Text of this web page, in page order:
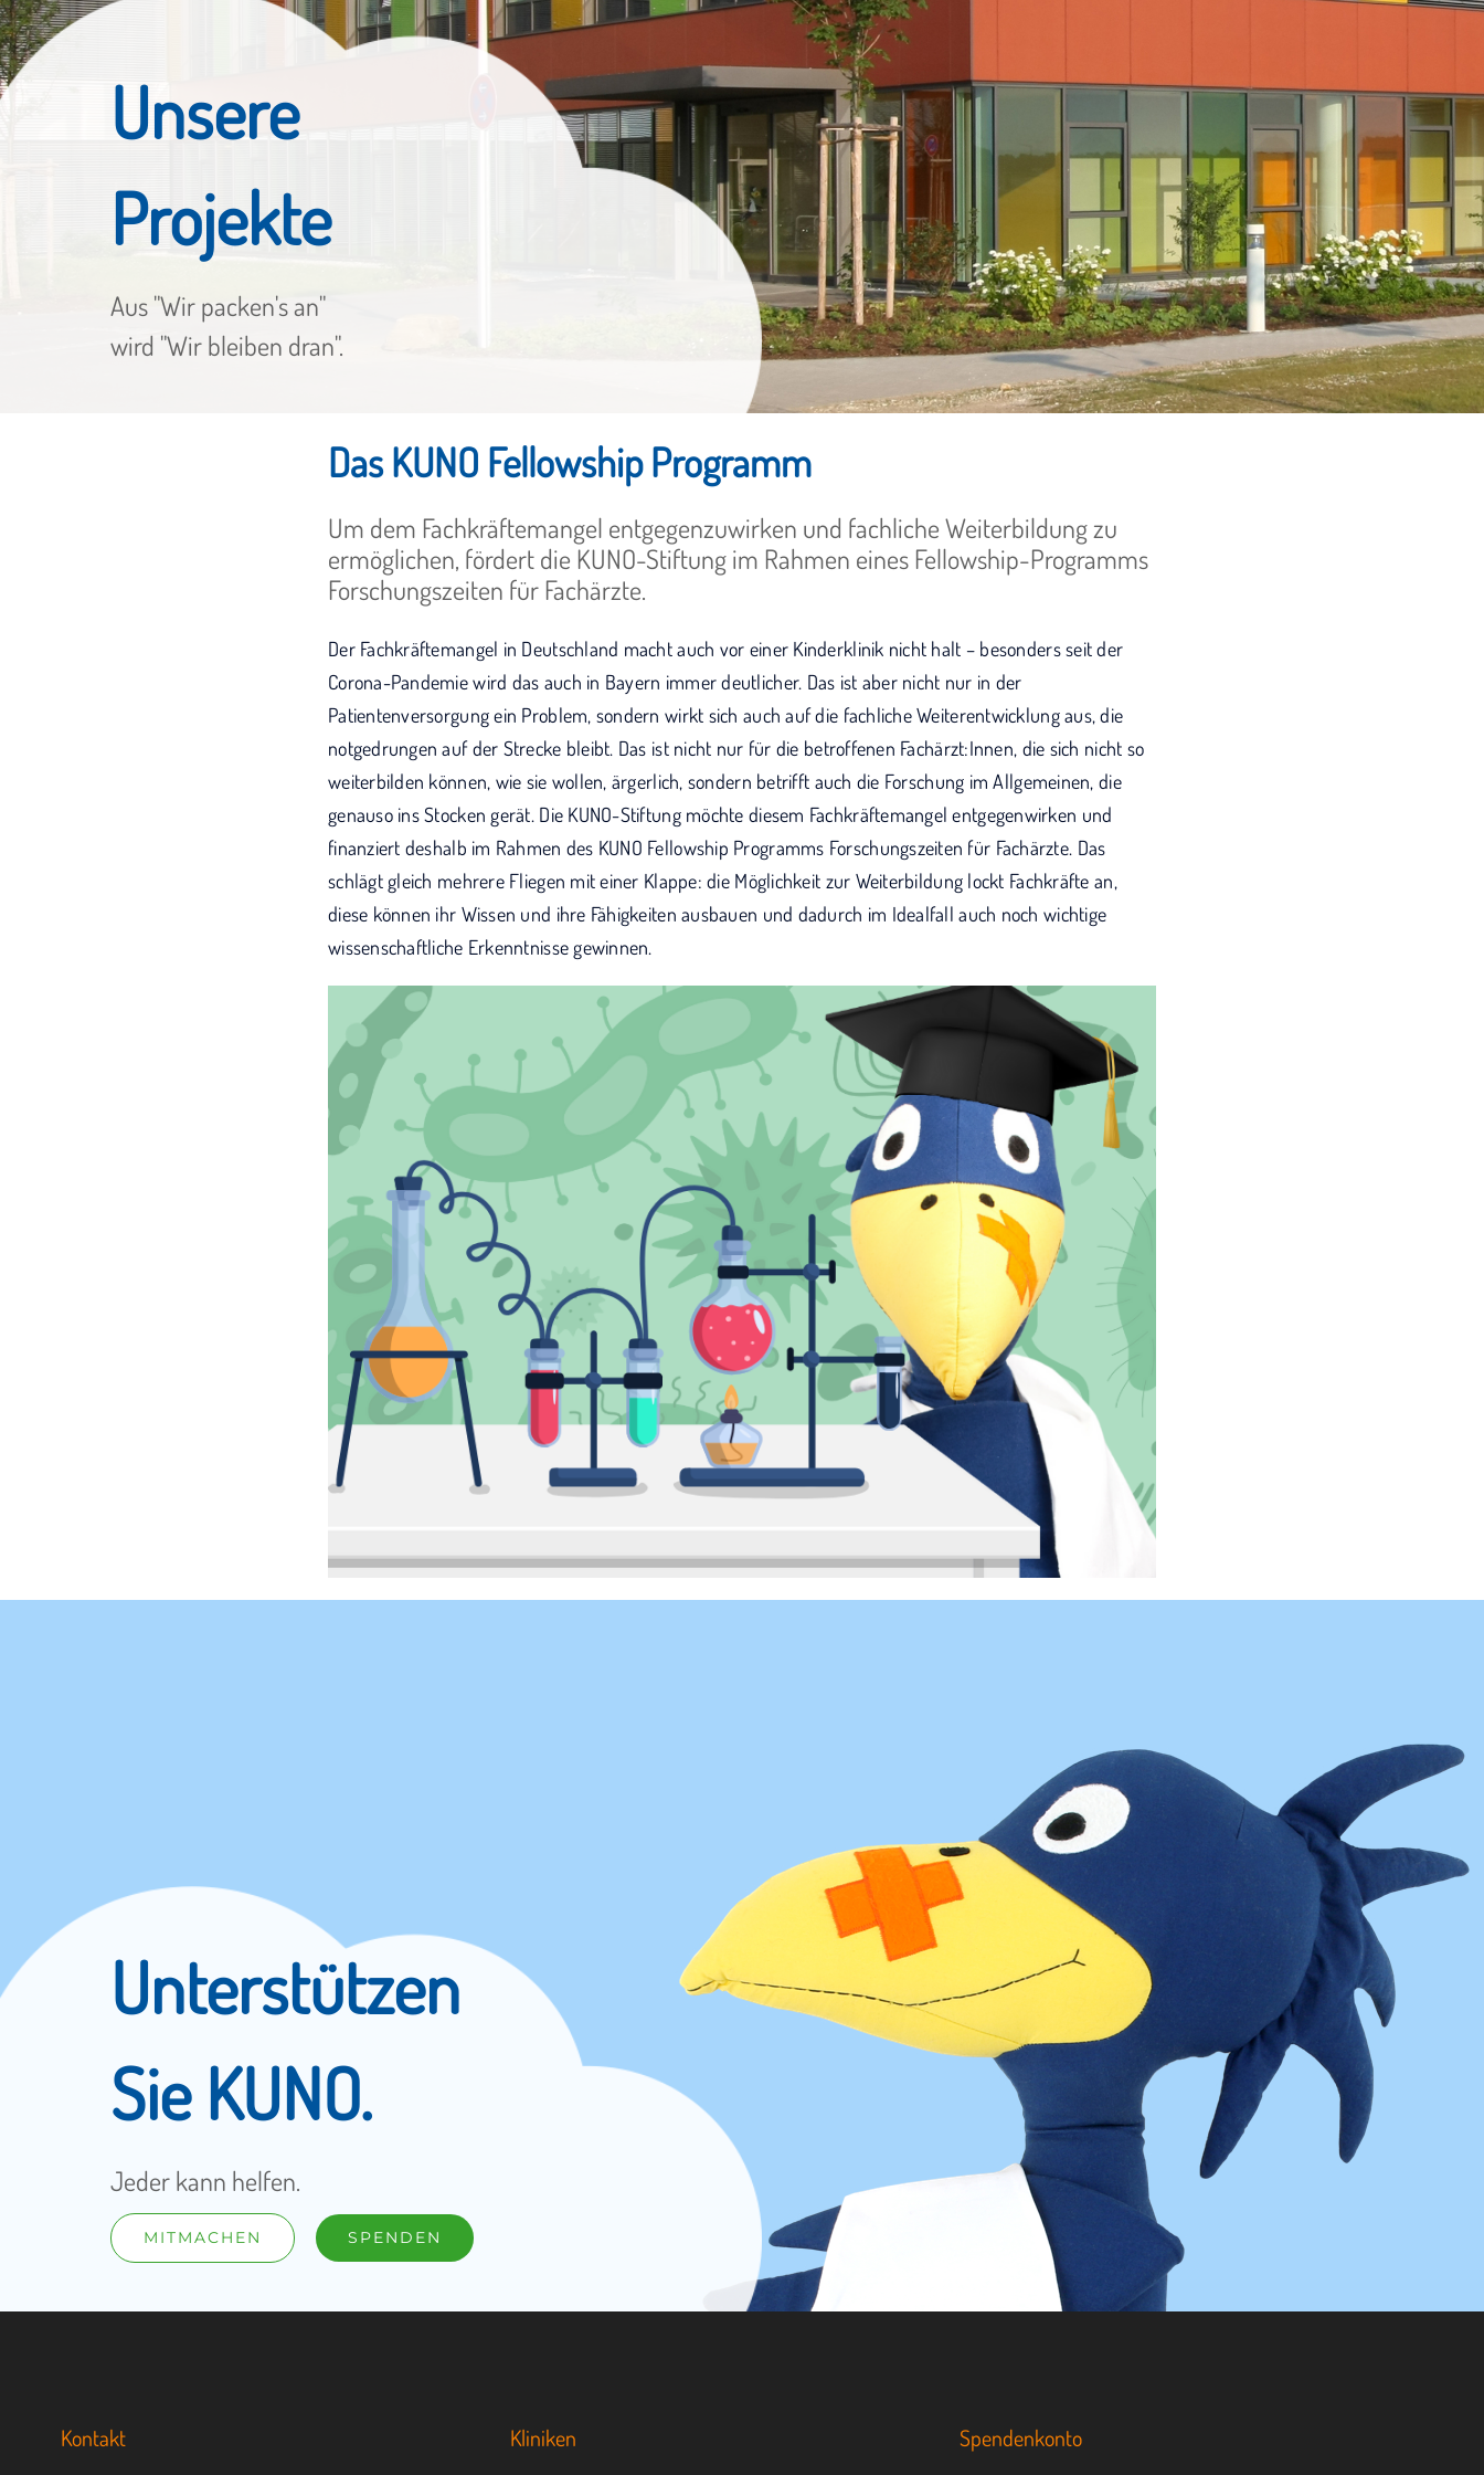
Unsere
Projekte
Aus "Wir packen's an"
wird "Wir bleiben dran".
Das KUNO Fellowship Programm
Um dem Fachkräftemangel entgegenzuwirken und fachliche Weiterbildung zu
ermöglichen, fördert die KUNO-Stiftung im Rahmen eines Fellowship-Programms
Forschungszeiten für Fachärzte.
Der Fachkräftemangel in Deutschland macht auch vor einer Kinderklinik nicht halt – besonders seit der
Corona-Pandemie wird das auch in Bayern immer deutlicher. Das ist aber nicht nur in der
Patientenversorgung ein Problem, sondern wirkt sich auch auf die fachliche Weiterentwicklung aus, die
notgedrungen auf der Strecke bleibt. Das ist nicht nur für die betroffenen Fachärzt:Innen, die sich nicht so
weiterbilden können, wie sie wollen, ärgerlich, sondern betrifft auch die Forschung im Allgemeinen, die
genauso ins Stocken gerät. Die KUNO-Stiftung möchte diesem Fachkräftemangel entgegenwirken und
finanziert deshalb im Rahmen des KUNO Fellowship Programms Forschungszeiten für Fachärzte. Das
schlägt gleich mehrere Fliegen mit einer Klappe: die Möglichkeit zur Weiterbildung lockt Fachkräfte an,
diese können ihr Wissen und ihre Fähigkeiten ausbauen und dadurch im Idealfall auch noch wichtige
wissenschaftliche Erkenntnisse gewinnen.
Unterstützen
Sie KUNO.
Jeder kann helfen.
MITMACHEN SPENDEN
Kontakt Kliniken Spendenkonto